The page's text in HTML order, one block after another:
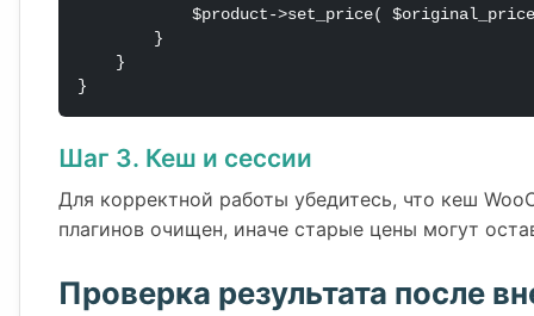
}
Шаг 3. Кеш и сессии
Для корректной работы убедитесь, что кеш
плагинов очищен, иначе старые цены могут
Проверка результата после